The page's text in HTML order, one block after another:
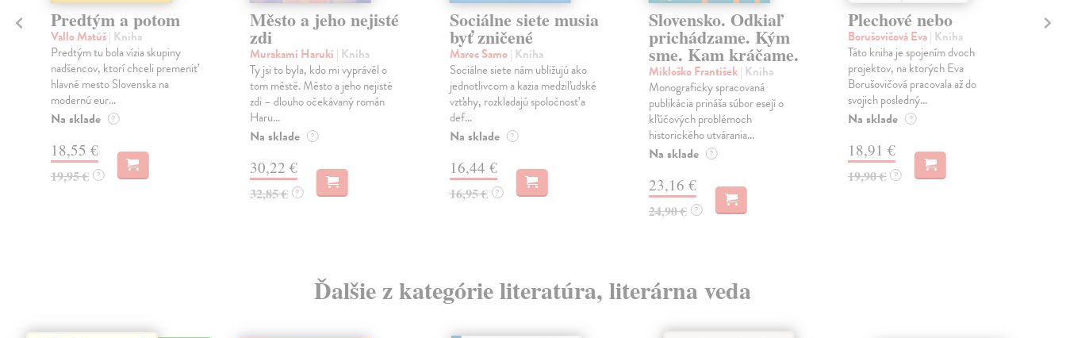
Predtým a potom
Vallo Matúš| Kniha
Predtým tu bola vízia skupiny
nadšencov, ktorí chceli premeniť
hlavné mesto Slovenska na
modernú eur...
Na sklade ?
18,55 €
19,95 € ?
Město a jeho nejisté
zdi
Murakami Haruki | Kniha
Ty jsi to byla, kdo mi vyprávěl o
tom městě. Město a jeho nejisté
zdi – dlouho očekávaný román
Haru...
Na sklade ?
30,22 €
32,85 € ?
Sociálne siete musia
byť zničené
Marec Samo| Kniha
Sociálne siete nám ubližujú ako
jednotlivcom a kazia medziľudské
vzťahy, rozkladajú spoločnosť a
def...
Na sklade ?
16,44 €
16,95 € ?
Slovensko. Odkiaľ
prichádzame. Kým
sme. Kam kráčame.
Mikloško František| Kniha
Monograficky spracovaná
publikácia prináša súbor esejí o
kľúčových problémoch
historického utvárania...
Na sklade ?
23,16 €
24,90 € ?
Plechové nebo
Borušovičová Eva| Kniha
Táto kniha je spojením dvoch
projektov, na ktorých Eva
Borušovičová pracovala až do
svojich posledný...
Na sklade ?
18,91 €
19,90 € ?
Ďalšie z kategórie literatúra, literárna veda